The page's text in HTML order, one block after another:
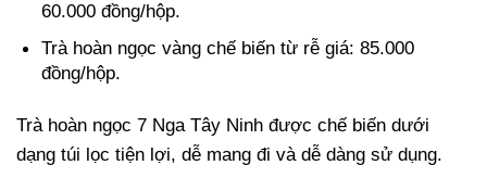
60.000 đồng/hộp.
Trà hoàn ngọc vàng chế biến từ rễ giá: 85.000
đồng/hộp.
Trà hoàn ngọc 7 Nga Tây Ninh được chế biến dưới
dạng túi lọc tiện lợi, dễ mang đi và dễ dàng sử dụng.